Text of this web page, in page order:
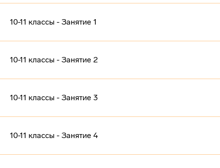
10-11 классы - Занятие 1
10-11 классы - Занятие 2
10-11 классы - Занятие 3
10-11 классы - Занятие 4